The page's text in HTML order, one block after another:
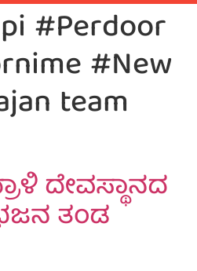
#Perdoor
#New
team
ದೇವಸ್ಥಾನದ
ತಂಡ